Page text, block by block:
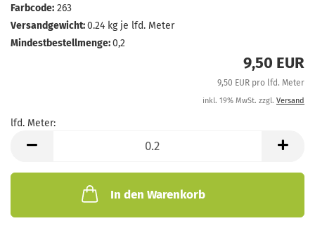
Farbcode: 263
Versandgewicht:0.24 kg je lfd. Meter
Mindestbestellmenge:0,2
9,50 EUR
9,50 EUR pro lfd. Meter
inkl. 19% MwSt. zzgl. Versand
lfd. Meter:
Meter
In den Warenkorb